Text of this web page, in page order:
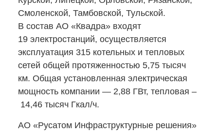
Смоленской, Тамбовской, Тульской.
В состав АО «Квадра» входят
19 электростанций, осуществляется
эксплуатация 315 котельных и тепловых
сетей общей протяженностью 5,75 тысяч
км. Общая установленная электрическая
мощность компании — 2,88 ГВт, тепловая –
14,46 тысяч Гкал/ч.
АО «Русатом Инфраструктурные решения»